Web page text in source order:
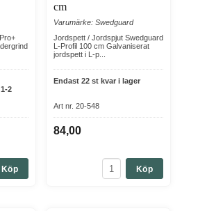
2
Köp
cm
Varumärke: Swedguard
Jordspett / Jordspjut Swedguard
L-Profil 100 cm Galvaniserat
jordspett i L-p...
Endast 22 st kvar i lager
Art nr. 20-548
84,00
Köp